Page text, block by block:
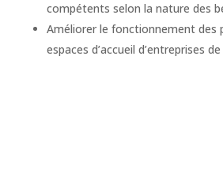
compétents selon la nature des
Améliorer le fonctionnement des
espaces d’accueil d’entreprises